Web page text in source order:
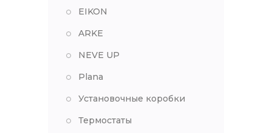
EIKON
ARKE
NEVE UP
Plana
Установочные коробки
Термостаты